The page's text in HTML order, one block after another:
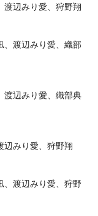
渡辺みり愛、狩野翔
、渡辺みり愛、織部
渡辺みり愛、織部典
辺みり愛、狩野翔
、渡辺みり愛、狩野